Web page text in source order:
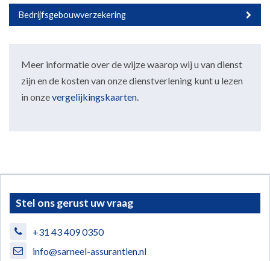
Bedrijfsgebouwverzekering
Meer informatie over de wijze waarop wij u van dienst
zijn en de kosten van onze dienstverlening kunt u lezen
in onzevergelijkingskaarten
Stel ons gerust uw vraag
+31 43 409 0350
info@sarneel-assurantien.nl